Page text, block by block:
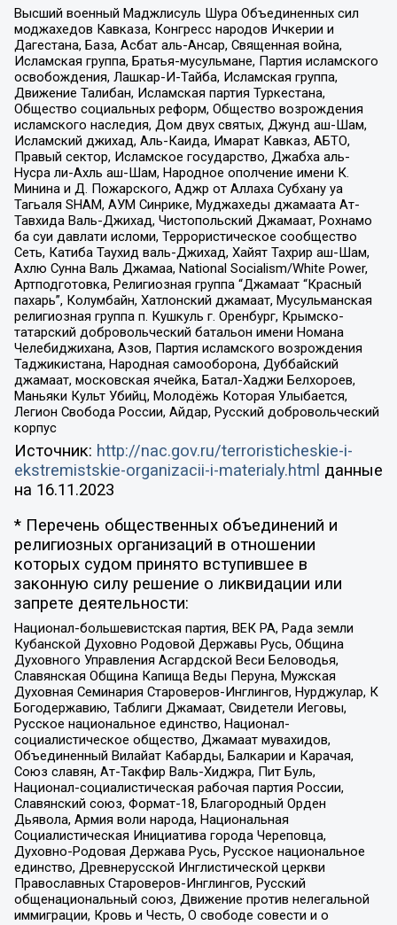
Высший военный Маджлисуль Шура Объединенных сил
моджахедов Кавказа, Конгресс народов Ичкерии и
Дагестана, База, Асбат аль-Ансар, Священная война,
Исламская группа, Братья-мусульмане, Партия исламского
освобождения, Лашкар-И-Тайба, Исламская группа,
Движение Талибан, Исламская партия Туркестана,
Общество социальных реформ, Общество возрождения
исламского наследия, Дом двух святых, Джунд аш-Шам,
Исламский джихад, Аль-Каида, Имарат Кавказ, АБТО,
Правый сектор, Исламское государство, Джабха аль-
Нусра ли-Ахль аш-Шам, Народное ополчение имени К.
Минина и Д. Пожарского, Аджр от Аллаха Субхану уа
Тагьаля SHAM, АУМ Синрике, Муджахеды джамаата Ат-
Тавхида Валь-Джихад, Чистопольский Джамаат, Рохнамо
ба суи давлати исломи, Террористическое сообщество
Сеть, Катиба Таухид валь-Джихад, Хайят Тахрир аш-Шам,
Ахлю Сунна Валь Джамаа, National Socialism/White Power,
Артподготовка, Религиозная группа “Джамаат “Красный
пахарь”, Колумбайн, Хатлонский джамаат, Мусульманская
религиозная группа п. Кушкуль г. Оренбург, Крымско-
татарский добровольческий батальон имени Номана
Челебиджихана, Азов, Партия исламского возрождения
Таджикистана, Народная самооборона, Дуббайский
джамаат, московская ячейка, Батал-Хаджи Белхороев,
Маньяки Культ Убийц, Молодёжь Которая Улыбается,
Легион Свобода России, Айдар, Русский добровольческий
корпус
Источник: http://nac.gov.ru/terroristicheskie-i-
ekstremistskie-organizacii-i-materialy.html данные
на 16.11.2023
* Перечень общественных объединений и
религиозных организаций в отношении
которых судом принято вступившее в
законную силу решение о ликвидации или
запрете деятельности:
Национал-большевистская партия, ВЕК РА, Рада земли
Кубанской Духовно Родовой Державы Русь, Община
Духовного Управления Асгардской Веси Беловодья,
Славянская Община Капища Веды Перуна, Мужская
Духовная Семинария Староверов-Инглингов, Нурджулар, К
Богодержавию, Таблиги Джамаат, Свидетели Иеговы,
Русское национальное единство, Национал-
социалистическое общество, Джамаат мувахидов,
Объединенный Вилайат Кабарды, Балкарии и Карачая,
Союз славян, Ат-Такфир Валь-Хиджра, Пит Буль,
Национал-социалистическая рабочая партия России,
Славянский союз, Формат-18, Благородный Орден
Дьявола, Армия воли народа, Национальная
Социалистическая Инициатива города Череповца,
Духовно-Родовая Держава Русь, Русское национальное
единство, Древнерусской Инглистической церкви
Православных Староверов-Инглингов, Русский
общенациональный союз, Движение против нелегальной
иммиграции, Кровь и Честь, О свободе совести и о